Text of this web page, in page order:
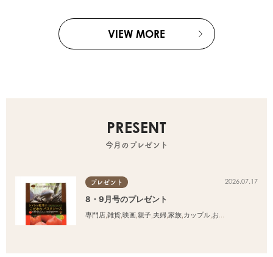
VIEW MORE
PRESENT
今月のプレゼント
プレゼント 2026.07.17
8・9月号のプレゼント
専門店 雑貨 映画 親子 夫婦 家族 カップル おひとりさま